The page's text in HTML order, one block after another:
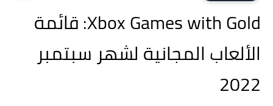
Xbox Games with Gold: قائمة
الألعاب المجانية لشهر سبتمبر
2022